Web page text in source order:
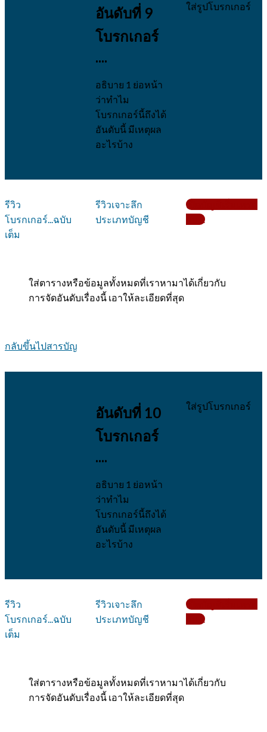
อันดับที่ 9
โบรกเกอร์
....
อธิบาย 1 ย่อหน้า
ว่าทำไม
โบรกเกอร์นี้ถึงได้
อันดับนี้ มีเหตุผล
อะไรบ้าง
ใส่รูปโบรกเกอร์
รีวิว
โบรกเกอร์...ฉบับ
เต็ม
รีวิวเจาะลึก
ประเภทบัญชี
เปิดบัญชีเริ่มเทรด
กับ....
ใส่ตารางหรือข้อมูลทั้งหมดที่เราหามาได้เกี่ยวกับ
การจัดอันดับเรื่องนี้ เอาให้ละเอียดที่สุด
กลับขึ้นไปสารบัญ
อันดับที่ 10
โบรกเกอร์
....
อธิบาย 1 ย่อหน้า
ว่าทำไม
โบรกเกอร์นี้ถึงได้
อันดับนี้ มีเหตุผล
อะไรบ้าง
ใส่รูปโบรกเกอร์
รีวิว
โบรกเกอร์...ฉบับ
เต็ม
รีวิวเจาะลึก
ประเภทบัญชี
เปิดบัญชีเริ่มเทรด
กับ....
ใส่ตารางหรือข้อมูลทั้งหมดที่เราหามาได้เกี่ยวกับ
การจัดอันดับเรื่องนี้ เอาให้ละเอียดที่สุด